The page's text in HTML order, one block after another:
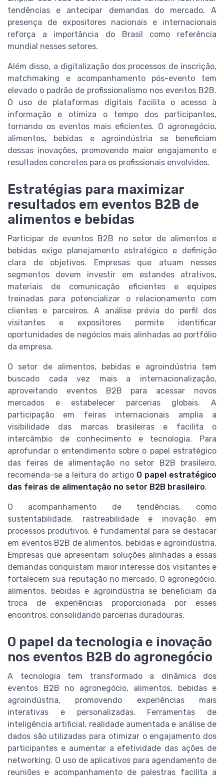
tendências e antecipar demandas do mercado. A
presença de expositores nacionais e internacionais
reforça a importância do Brasil como referência
mundial nesses setores.
Além disso, a digitalização dos processos de inscrição,
matchmaking e acompanhamento pós-evento tem
elevado o padrão de profissionalismo nos eventos B2B.
O uso de plataformas digitais facilita o acesso à
informação e otimiza o tempo dos participantes,
tornando os eventos mais eficientes. O agronegócio,
alimentos, bebidas e agroindústria se beneficiam
dessas inovações, promovendo maior engajamento e
resultados concretos para os profissionais envolvidos.
Estratégias para maximizar
resultados em eventos B2B de
alimentos e bebidas
Participar de eventos B2B no setor de alimentos e
bebidas exige planejamento estratégico e definição
clara de objetivos. Empresas que atuam nesses
segmentos devem investir em estandes atrativos,
materiais de comunicação eficientes e equipes
treinadas para potencializar o relacionamento com
clientes e parceiros. A análise prévia do perfil dos
visitantes e expositores permite identificar
oportunidades de negócios mais alinhadas ao portfólio
da empresa.
O setor de alimentos, bebidas e agroindústria tem
buscado cada vez mais a internacionalização,
aproveitando eventos B2B para acessar novos
mercados e estabelecer parcerias globais. A
participação em feiras internacionais amplia a
visibilidade das marcas brasileiras e facilita o
intercâmbio de conhecimento e tecnologia. Para
aprofundar o entendimento sobre o papel estratégico
das feiras de alimentação no setor B2B brasileiro,
recomenda-se a leitura do artigo O papel estratégico
das feiras de alimentação no setor B2B brasileiro.
O acompanhamento de tendências, como
sustentabilidade, rastreabilidade e inovação em
processos produtivos, é fundamental para se destacar
em eventos B2B de alimentos, bebidas e agroindústria.
Empresas que apresentam soluções alinhadas a essas
demandas conquistam maior interesse dos visitantes e
fortalecem sua reputação no mercado. O agronegócio,
alimentos, bebidas e agroindústria se beneficiam da
troca de experiências proporcionada por esses
encontros, consolidando parcerias duradouras.
O papel da tecnologia e inovação
nos eventos B2B do agronegócio
A tecnologia tem transformado a dinâmica dos
eventos B2B no agronegócio, alimentos, bebidas e
agroindústria, promovendo experiências mais
interativas e personalizadas. Ferramentas de
inteligência artificial, realidade aumentada e análise de
dados são utilizadas para otimizar o engajamento dos
participantes e aumentar a efetividade das ações de
networking. O uso de aplicativos para agendamento de
reuniões e acompanhamento de palestras facilita a